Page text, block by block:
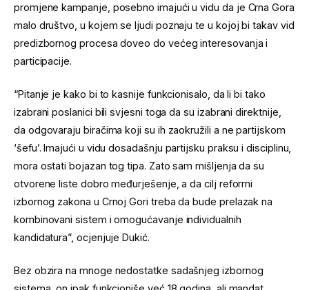
promjene kampanje, posebno imajući u vidu da je Crna Gora
malo društvo, u kojem se ljudi poznaju te u kojoj bi takav vid
predizbornog procesa doveo do većeg interesovanja i
participacije.
“Pitanje je kako bi to kasnije funkcionisalo, da li bi tako
izabrani poslanici bili svjesni toga da su izabrani direktnije,
da odgovaraju biračima koji su ih zaokružili a ne partijskom
‘šefu’. Imajući u vidu dosadašnju partijsku praksu i disciplinu,
mora ostati bojazan tog tipa. Zato sam mišljenja da su
otvorene liste dobro međurješenje, a da cilj reformi
izbornog zakona u Crnoj Gori treba da bude prelazak na
kombinovani sistem i omogućavanje individualnih
kandidatura”, ocjenjuje Dukić.
Bez obzira na mnoge nedostatke sadašnjeg izbornog